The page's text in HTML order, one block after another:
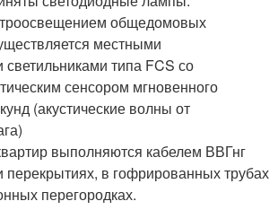
общедомовых
местными
типа FCS со
сенсором мгновенного
(акустические волны от
выполняются кабелем ВВГнг
перекрытиях, в гофрированных трубах
перегородках.